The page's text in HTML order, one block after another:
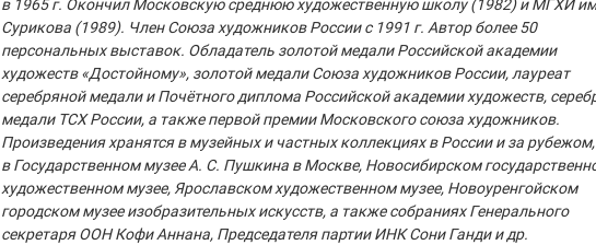
Сурикова (1989). Член Союза художников России с 1991 г. Автор более 50
персональных выставок. Обладатель золотой медали Российской академии
художеств «Достойному», золотой медали Союза художников России, лауреат
серебряной медали и Почётного диплома Российской академии художеств,
медали ТСХ России, а также первой премии Московского союза художников.
Произведения хранятся в музейных и частных коллекциях в России и за
в Государственном музее А. С. Пушкина в Москве, Новосибирском
художественном музее, Ярославском художественном музее, Новоуренгойском
городском музее изобразительных искусств, а также собраниях Генерального
секретаря ООН Кофи Аннана, Председателя партии ИНК Сони Ганди и др.